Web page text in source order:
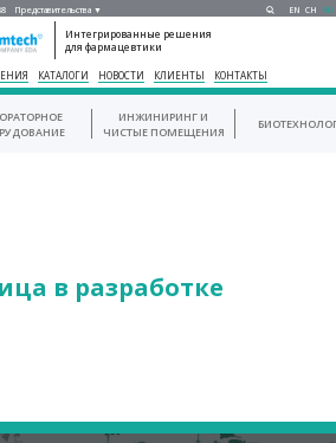
Представительства ▼ EN CH RU
Интегрированные решения
для фармацевтики
КАТАЛОГИ НОВОСТИ КЛИЕНТЫ КОНТАКТЫ
ИНЖИНИРИНГ И
ЧИСТЫЕ ПОМЕЩЕНИЯ
в разработке